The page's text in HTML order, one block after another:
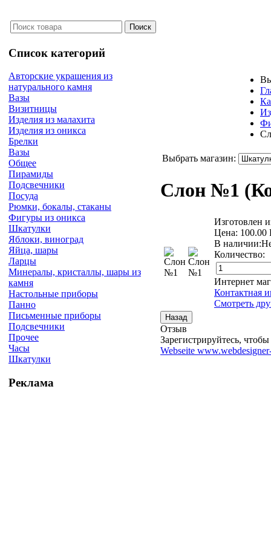
Список категорий
Авторские украшения из
натурального камня
Вазы
Визитницы
Изделия из малахита
Изделия из оникса
Брелки
Вазы
Общее
Пирамиды
Подсвечники
Посуда
Рюмки, бокалы, стаканы
Фигуры из оникса
Шкатулки
Яблоки, виноград
Яйца, шары
Ларцы
Минералы, кристаллы, шары из
камня
Настольные приборы
Панно
Письменные приборы
Подсвечники
Прочее
Часы
Шкатулки
Реклама
Выбрать магазин:
Слон №1
Изготовлен
Цена: 100.00
В наличии:
Количество:
Интернет
Контактная
Смотреть
Отзыв
Зарегистрируйтесь, чтобы
Webseite